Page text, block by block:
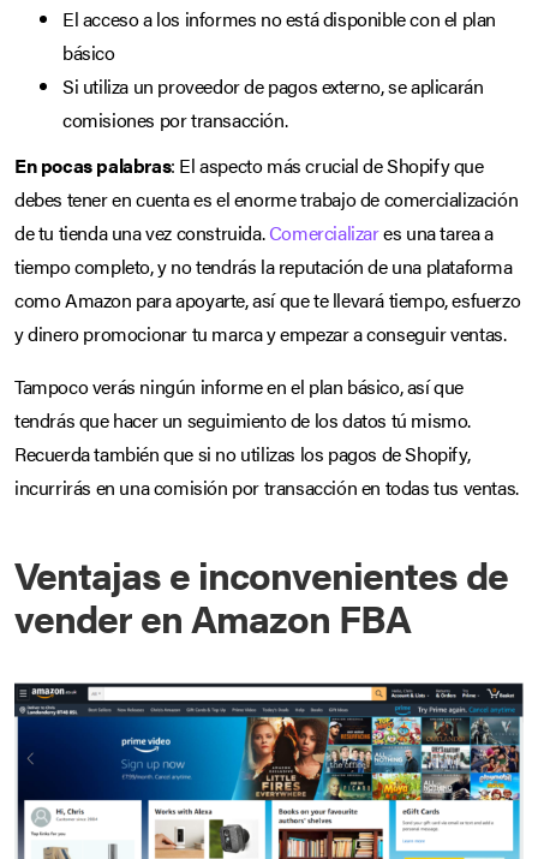
El acceso a los informes no está disponible con el plan
básico
Si utiliza un proveedor de pagos externo, se aplicarán
comisiones por transacción.
En pocas palabras: El aspecto más crucial de Shopify que
debes tener en cuenta es el enorme trabajo de comercialización
de tu tienda una vez construida.Comercializares una tarea a
tiempo completo, y no tendrás la reputación de una plataforma
como Amazon para apoyarte, así que te llevará tiempo, esfuerzo
y dinero promocionar tu marca y empezar a conseguir ventas.
Tampoco verás ningún informe en el plan básico, así que
tendrás que hacer un seguimiento de los datos tú mismo.
Recuerda también que si no utilizas los pagos de Shopify,
incurrirás en una comisión por transacción en todas tus ventas.
Ventajas e inconvenientes de
vender en Amazon FBA